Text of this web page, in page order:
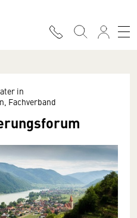
in
Fachverband